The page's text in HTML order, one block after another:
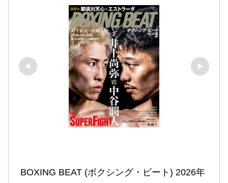
BOXING BEAT (ボクシング・ビート) 2026年